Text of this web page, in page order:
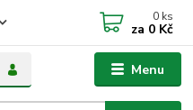
Menu
0 ks
za 0 Kč